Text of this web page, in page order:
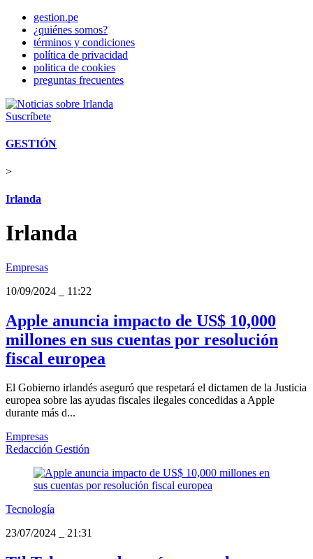
gestion.pe
¿quiénes somos?
términos y condiciones
política de privacidad
politica de cookies
preguntas frecuentes
Suscríbete
GESTIÓN
>
Irlanda
Irlanda
Empresas
10/09/2024
11:22
Apple anuncia impacto de US$ 10,000
millones en sus cuentas por resolución
fiscal europea
El Gobierno irlandés aseguró que respetará el dictamen de la Justicia
europea sobre las ayudas fiscales ilegales concedidas a Apple
durante más d...
Empresas
Redacción Gestión
Tecnología
23/07/2024
21:31